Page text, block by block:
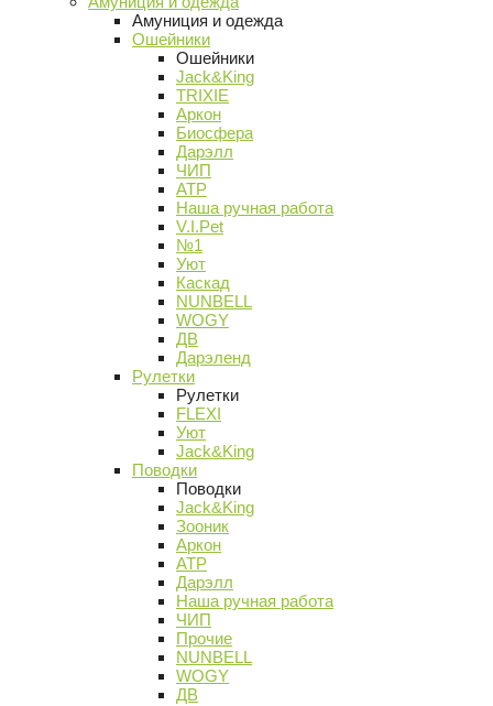
Амуниция и одежда
Ошейники
Ошейники
Jack&King
TRIXIE
Аркон
Биосфера
Дарэлл
ЧИП
АТР
Наша ручная работа
V.I.Pet
№1
Уют
Каскад
NUNBELL
WOGY
ДВ
Дарэленд
Рулетки
Рулетки
FLEXI
Уют
Jack&King
Поводки
Поводки
Jack&King
Зооник
Аркон
АТР
Дарэлл
Наша ручная работа
ЧИП
Прочие
NUNBELL
WOGY
ДВ